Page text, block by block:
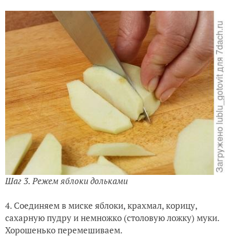
Шаг 3. Режем яблоки дольками
4. Соединяем в миске яблоки, крахмал, корицу,
сахарную пудру и немножко (столовую ложку) муки.
Хорошенько перемешиваем.